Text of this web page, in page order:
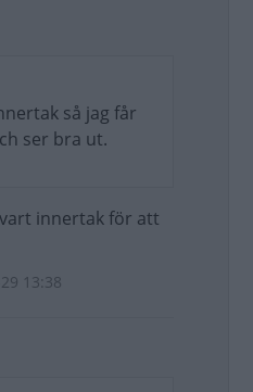
så jag får
ser bra ut.
innertak för att
13:38